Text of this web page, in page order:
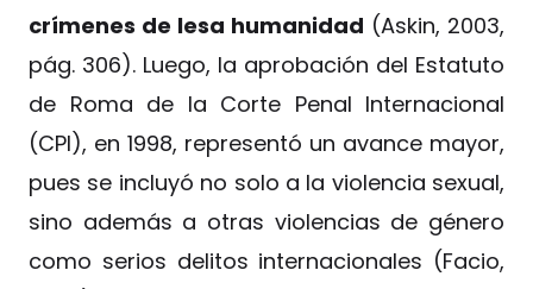
crímenes de lesa humanidad (Askin, 2003,
pág. 306). Luego, la aprobación del Estatuto
de Roma de la Corte Penal Internacional
(CPI), en 1998, representó un avance mayor,
pues se incluyó no solo a la violencia sexual,
sino además a otras violencias de género
como serios delitos internacionales (Facio,